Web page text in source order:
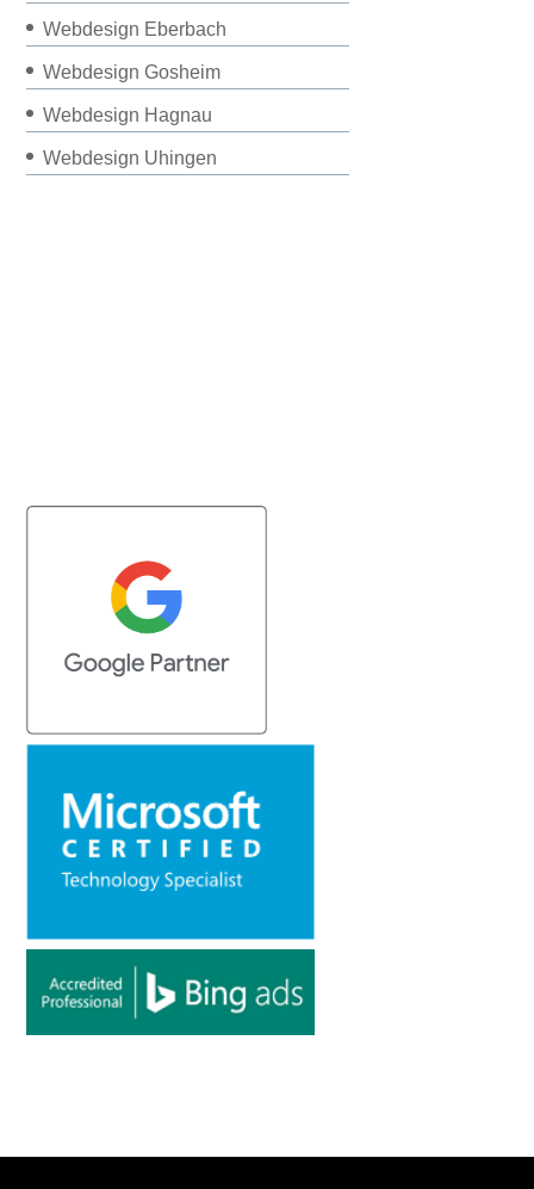
Webdesign Eberbach
Webdesign Gosheim
Webdesign Hagnau
Webdesign Uhingen